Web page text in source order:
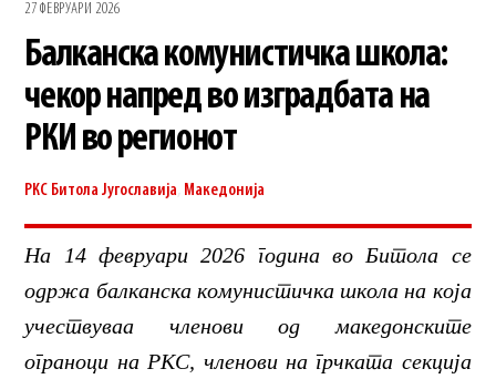
27 ФЕВРУАРИ 2026
Балканска комунистичка школа:
чекор напред во изградбата на
РКИ во регионот
РКС Битола Југославија Македонија
На 14 февруари 2026 година во Битола се
одржа балканска комунистичка школа на која
учествуваа членови од македoнските
ограноци на РКС, членови на грчката секција